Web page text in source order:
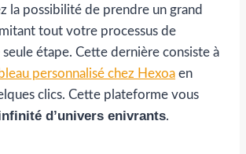
la possibilité de prendre un grand
tout votre processus de
étape. Cette dernière consiste à
personnalisé chez Hexoa en
clics. Cette plateforme vous
d’univers enivrants.